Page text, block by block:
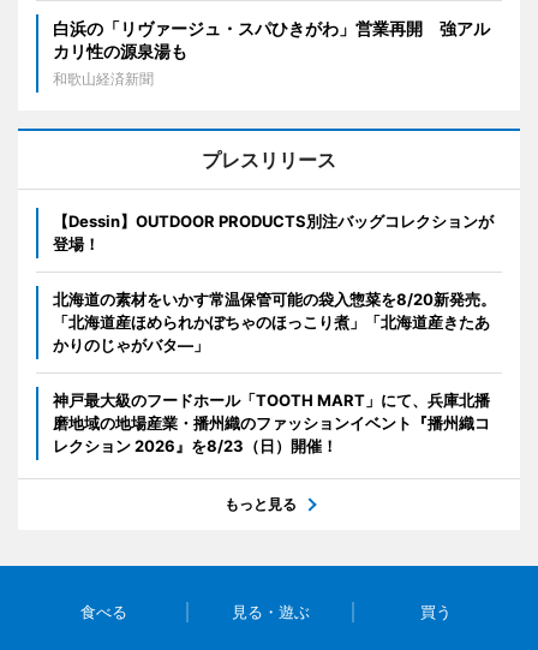
白浜の「リヴァージュ・スパひきがわ」営業再開 強アル
カリ性の源泉湯も
和歌山経済新聞
プレスリリース
【Dessin】OUTDOOR PRODUCTS別注バッグコレクションが
登場！
北海道の素材をいかす常温保管可能の袋入惣菜を8/20新発売。
「北海道産ほめられかぼちゃのほっこり煮」「北海道産きたあ
かりのじゃがバタ―」
神戸最大級のフードホール「TOOTH MART」にて、兵庫北播
磨地域の地場産業・播州織のファッションイベント『播州織コ
レクション 2026』を8/23（日）開催！
もっと見る
食べる 見る・遊ぶ 買う